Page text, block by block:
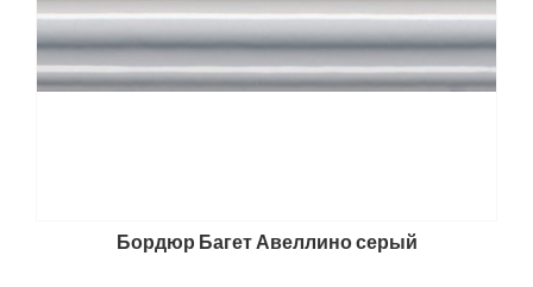
Бордюр Багет Авеллино серый